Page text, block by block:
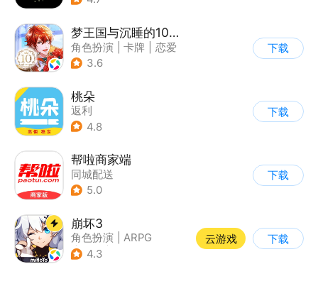
梦王国与沉睡的100王子
角色扮演 卡牌
恋爱
| 乙女
3.6
下载
桃朵
返利
4.8
下载
帮啦商家端
同城配送
5.0
下载
崩坏3
角色扮演
ARPG
| 科幻
4.3
云游戏 下载